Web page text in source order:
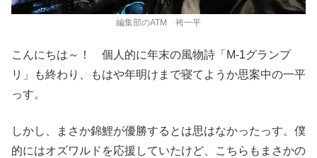
編集部のATM 袴一平
こんにちは～！ 個人的に年末の風物詩「M-1グランプ
リ」も終わり、もはや年明けまで寝てようか思案中の一平
っす。
しかし、まさか錦鯉が優勝するとは思はなかったっす。僕
的にはオズワルドを応援していたけど、こちらもまさかの